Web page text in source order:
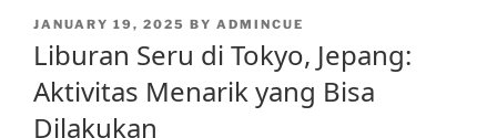
POSTED
ON
JANUARY 19, 2025 BY ADMINCUE
Liburan Seru di Tokyo, Jepang:
Aktivitas Menarik yang Bisa
Dilakukan